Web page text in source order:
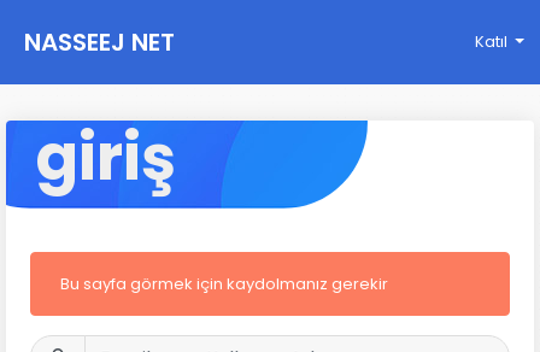
NASSEEJ NET Katıl
giriş
Bu sayfa görmek için kaydolmanız gerekir